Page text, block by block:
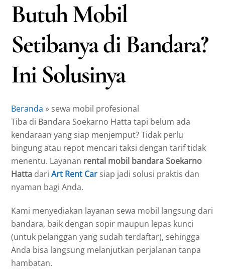
Butuh Mobil
Setibanya di Bandara?
Ini Solusinya
Beranda » sewa mobil profesional
Tiba di Bandara Soekarno Hatta tapi belum ada
kendaraan yang siap menjemput? Tidak perlu
bingung atau repot mencari taksi dengan tarif tidak
menentu. Layanan rental mobil bandara Soekarno
Hatta dariArt Rent Car siap jadi solusi praktis dan
nyaman bagi Anda.
Kami menyediakan layanan sewa mobil langsung dari
bandara, baik dengan sopir maupun lepas kunci
(untuk pelanggan yang sudah terdaftar), sehingga
Anda bisa langsung melanjutkan perjalanan tanpa
hambatan.